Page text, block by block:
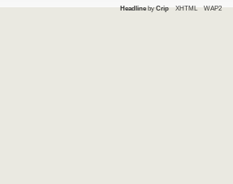
HeadlinebyCrip XHTML WAP2